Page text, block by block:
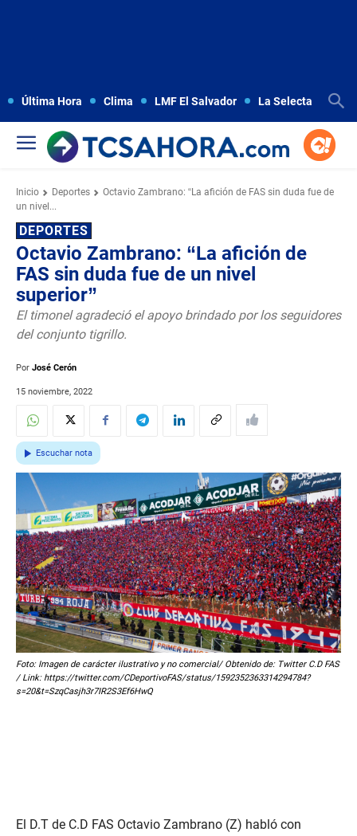
Última Hora Clima LMF El Salvador La Selecta
Inicio Deportes
Octavio Zambrano: “La afición de FAS sin duda fue de
un nivel...
DEPORTES
Octavio Zambrano: “La afición de
FAS sin duda fue de un nivel
superior”
El timonel agradeció el apoyo brindado por los seguidores
del conjunto tigrillo.
Por José Cerón
15 noviembre, 2022
Escuchar nota
Foto: Imagen de carácter ilustrativo y no comercial/ Obtenido de: Twitter C.D FAS
/ Link: https://twitter.com/CDeportivoFAS/status/1592352363314294784?
s=20&t=SzqCasjh3r7IR2S3Ef6HwQ
El D.T de C.D FAS Octavio Zambrano (Z) habló con